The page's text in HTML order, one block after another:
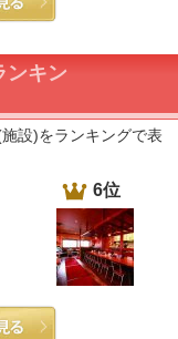
ンキン
設)をランキングで表
6位